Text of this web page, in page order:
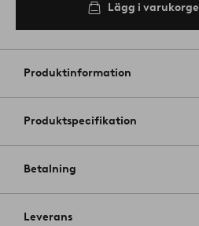
Lägg i
Produktinformation
Produktspecifikation
Betalning
Leverans